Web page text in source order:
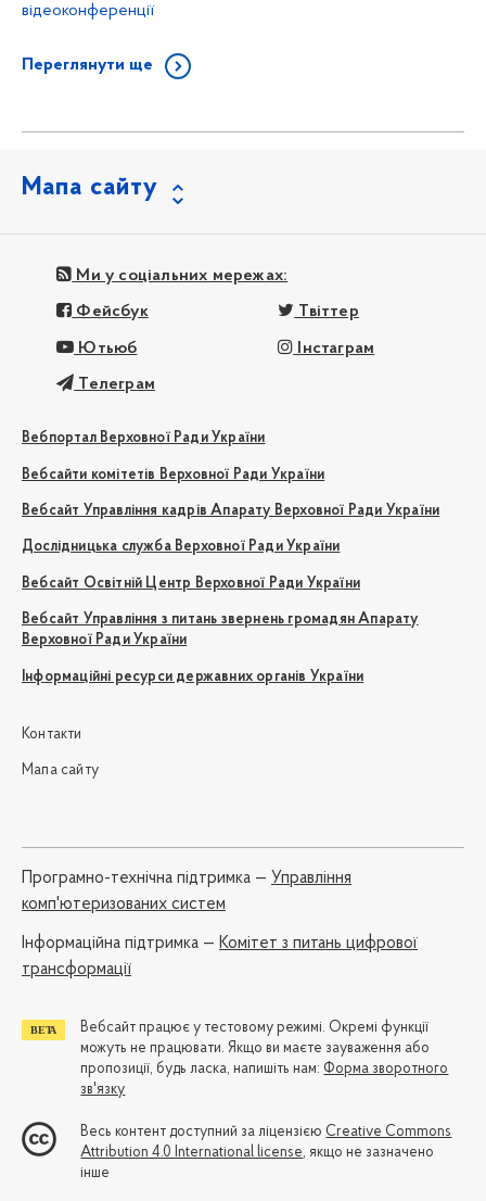
відеоконференції
Переглянути ще
Мапа сайту
Ми у соціальних мережах:
Фейсбук Твіттер
Ютьюб Інстаграм
Телеграм
Вебпортал Верховної Ради України
Вебсайти комітетів Верховної Ради України
Вебсайт Управління кадрів Апарату Верховної Ради України
Дослідницька служба Верховної Ради України
Вебсайт Освітній Центр Верховної Ради України
Вебсайт Управління з питань звернень громадян Апарату
Верховної Ради України
Інформаційні ресурси державних органів України
Контакти
Мапа сайту
Програмно-технічна підтримка — Управління
комп'ютеризованих систем
Iнформаційна підтримка — Комітет з питань цифрової
трансформації
Вебсайт працює у тестовому режимі. Окремі функції
можуть не працювати. Якщо ви маєте зауваження або
пропозиції, будь ласка, напишіть нам: Форма зворотного
зв'язку
Весь контент доступний за ліцензією Creative Commons
Attribution 4.0 International license, якщо не зазначено
інше